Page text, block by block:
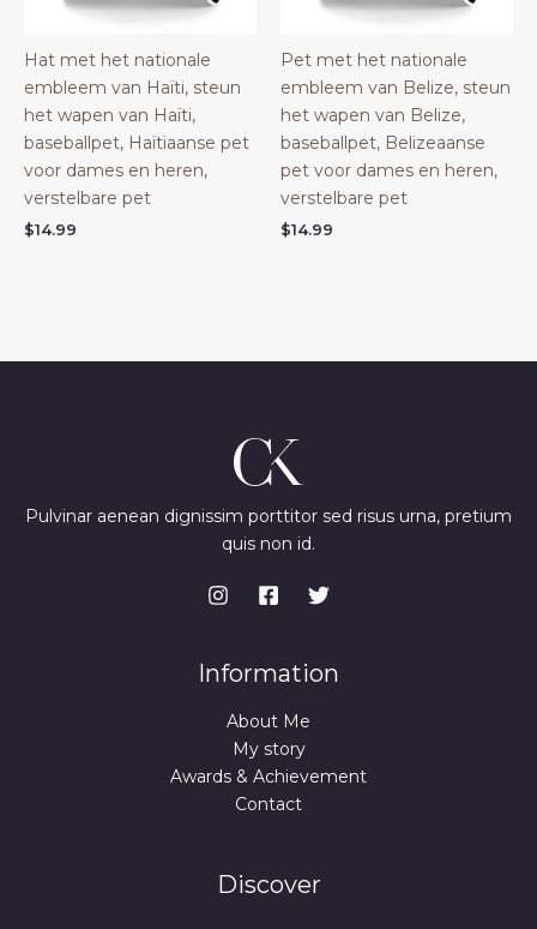
Hat met het nationale
embleem van Haïti, steun
het wapen van Haïti,
baseballpet, Haïtiaanse pet
voor dames en heren,
verstelbare pet
$14.99
Pet met het nationale
embleem van Belize, steun
het wapen van Belize,
baseballpet, Belizeaanse
pet voor dames en heren,
verstelbare pet
$14.99
Pulvinar aenean dignissim porttitor sed risus urna, pretium
quis non id.
Information
About Me
My story
Awards & Achievement
Contact
Discover